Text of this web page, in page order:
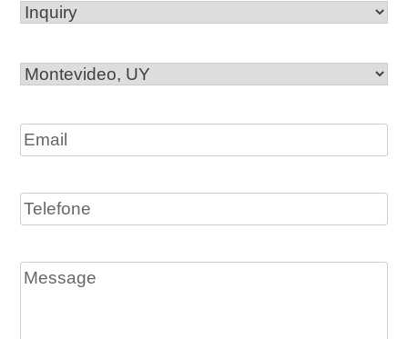
Inquiry
Office
Email
Telefone
Message